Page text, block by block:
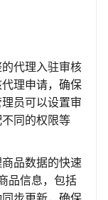
代理入驻审核
理申请，确保
员可以设置审
同的权限等
品数据的快速
品信息，包括